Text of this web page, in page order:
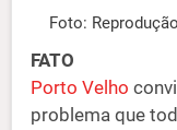
Foto:
FATO
Porto Velho
problema que